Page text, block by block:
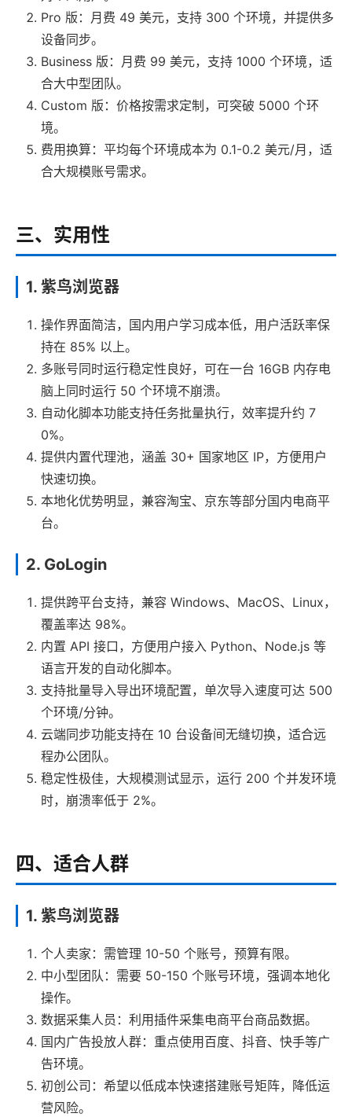
Pro 版：月费 49 美元，支持 300 个环境，并提供多
设备同步。
Business 版：月费 99 美元，支持 1000 个环境，适
合大中型团队。
Custom 版：价格按需求定制，可突破 5000 个环
境。
费用换算：平均每个环境成本为 0.1-0.2 美元/月，适
合大规模账号需求。
三、实用性
1. 紫鸟浏览器
操作界面简洁，国内用户学习成本低，用户活跃率保
持在 85% 以上。
多账号同时运行稳定性良好，可在一台 16GB 内存电
脑上同时运行 50 个环境不崩溃。
自动化脚本功能支持任务批量执行，效率提升约 7
0%。
提供内置代理池，涵盖 30+ 国家地区 IP，方便用户
快速切换。
本地化优势明显，兼容淘宝、京东等部分国内电商平
台。
2. GoLogin
提供跨平台支持，兼容 Windows、MacOS、Linux，
覆盖率达 98%。
内置 API 接口，方便用户接入 Python、Node.js 等
语言开发的自动化脚本。
支持批量导入导出环境配置，单次导入速度可达 500
个环境/分钟。
云端同步功能支持在 10 台设备间无缝切换，适合远
程办公团队。
稳定性极佳，大规模测试显示，运行 200 个并发环境
时，崩溃率低于 2%。
四、适合人群
1. 紫鸟浏览器
个人卖家：需管理 10-50 个账号，预算有限。
中小型团队：需要 50-150 个账号环境，强调本地化
操作。
数据采集人员：利用插件采集电商平台商品数据。
国内广告投放人群：重点使用百度、抖音、快手等广
告环境。
初创公司：希望以低成本快速搭建账号矩阵，降低运
营风险。